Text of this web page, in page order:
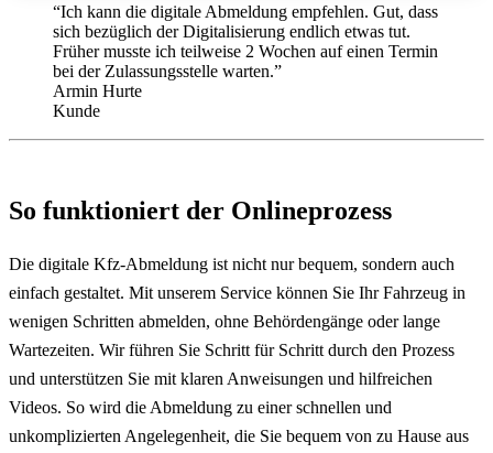
“Ich kann die digitale Abmeldung empfehlen. Gut, dass
sich bezüglich der Digitalisierung endlich etwas tut.
Früher musste ich teilweise 2 Wochen auf einen Termin
bei der Zulassungsstelle warten.”
Armin Hurte
Kunde
So funktioniert der Onlineprozess
Die digitale Kfz-Abmeldung ist nicht nur bequem, sondern auch
einfach gestaltet. Mit unserem Service können Sie Ihr Fahrzeug in
wenigen Schritten abmelden, ohne Behördengänge oder lange
Wartezeiten. Wir führen Sie Schritt für Schritt durch den Prozess
und unterstützen Sie mit klaren Anweisungen und hilfreichen
Videos. So wird die Abmeldung zu einer schnellen und
unkomplizierten Angelegenheit, die Sie bequem von zu Hause aus